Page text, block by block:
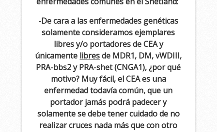
-De cara a las enfermedades genéticas
solamente consideramos ejemplares
libres y/o portadores de CEA y
únicamente libresde MDR1, DM, vWDIII,
PRA-bbs2 y PRA-shet (CNGA1), ¿por qué
motivo? Muy fácil, el CEA es una
enfermedad todavía común, que un
portador jamás podrá padecer y
solamente se debe tener cuidado de no
realizar cruces nada más que con otro